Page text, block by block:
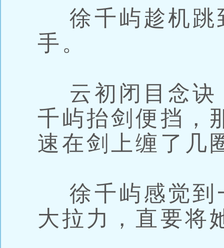
徐千屿趁机跳
手。
云初闭目念诀
千屿抬剑便挡，
速在剑上缠了几
徐千屿感觉到
大拉力，直要将